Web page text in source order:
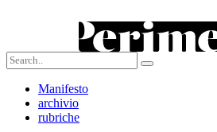
Manifesto
archivio
rubriche